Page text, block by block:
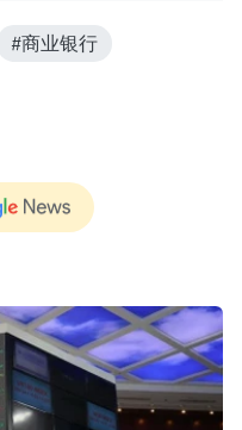
#商业银行